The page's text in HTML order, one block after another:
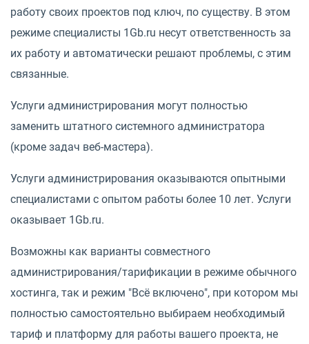
работу своих проектов под ключ, по существу. В этом
режиме специалисты 1Gb.ru несут ответственность за
их работу и автоматически решают проблемы, с этим
связанные.
Услуги администрирования могут полностью
заменить штатного системного администратора
(кроме задач веб-мастера).
Услуги администрирования оказываются опытными
специалистами с опытом работы более 10 лет. Услуги
оказывает 1Gb.ru.
Возможны как варианты совместного
администрирования/тарификации в режиме обычного
хостинга, так и режим "Всё включено", при котором мы
полностью самостоятельно выбираем необходимый
тариф и платформу для работы вашего проекта, не